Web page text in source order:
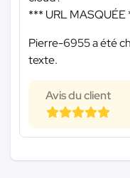
*** URL MASQUÉE
Pierre-6955 a été
texte.
Avis du client